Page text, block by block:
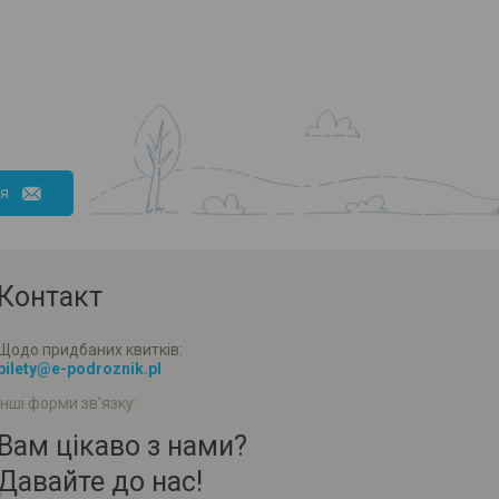
придбаних квитків:
podroznik.pl
форми зв'язку:
цікаво з нами?
до нас!